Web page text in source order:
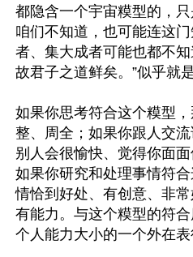
都隐含一个宇宙糢型的，
咱们不知道，也可能连这
者、集大成者可能也都不知
故君子之道鲜矣。”似乎就
如果你思考符合这个糢型
整、周全；如果你跟人交
别人会很愉快、觉得你面
如果你研究和处理事情符
情恰到好处、有创意、非
有能力。与这个糢型的符
个人能力大小的一个外在表